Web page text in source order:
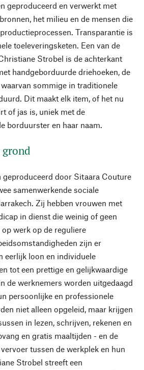
geproduceerd en verwerkt met
het milieu en de mensen die
Transparantie is
toeleveringsketen. Een van de
Strobel is de achterkant
handgeborduurde driehoeken, de
sommige in traditionele
Dit maakt elk item, of het nu
of jas is, uniek met de
borduurster en haar naam.
geproduceerd door Sitaara Couture
samenwerkende sociale
Zij hebben vrouwen met
in dienst die weinig of geen
werk op de reguliere
zijn er
eerlijk loon en individuele
tot een prettige en gelijkwaardige
de werknemers worden uitgedaagd
persoonlijke en professionele
niet alleen opgeleid, maar krijgen
in lezen, schrijven, rekenen en
en gratis maaltijden - en de
tussen de werkplek en hun
Strobel streeft een